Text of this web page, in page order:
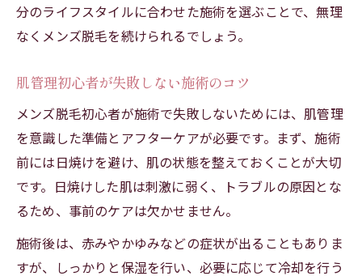
分のライフスタイルに合わせた施術を選ぶことで、無理
なくメンズ脱毛を続けられるでしょう。
肌管理初心者が失敗しない施術のコツ
メンズ脱毛初心者が施術で失敗しないためには、肌管理
を意識した準備とアフターケアが必要です。まず、施術
前には日焼けを避け、肌の状態を整えておくことが大切
です。日焼けした肌は刺激に弱く、トラブルの原因とな
るため、事前のケアは欠かせません。
施術後は、赤みやかゆみなどの症状が出ることもありま
すが、しっかりと保湿を行い、必要に応じて冷却を行う